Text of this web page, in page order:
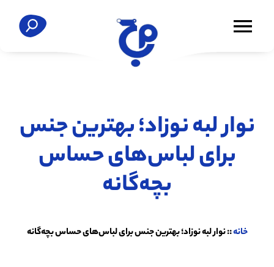
نوار لبه نوزاد؛ بهترین جنس
برای لباس‌های حساس
بچه‌گانه
خانه::نوار لبه نوزاد؛ بهترین جنس برای لباس‌های حساس بچه‌گانه